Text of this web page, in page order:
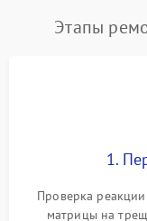
Сеть и
Этапы
1.
Проверка
матрицы на